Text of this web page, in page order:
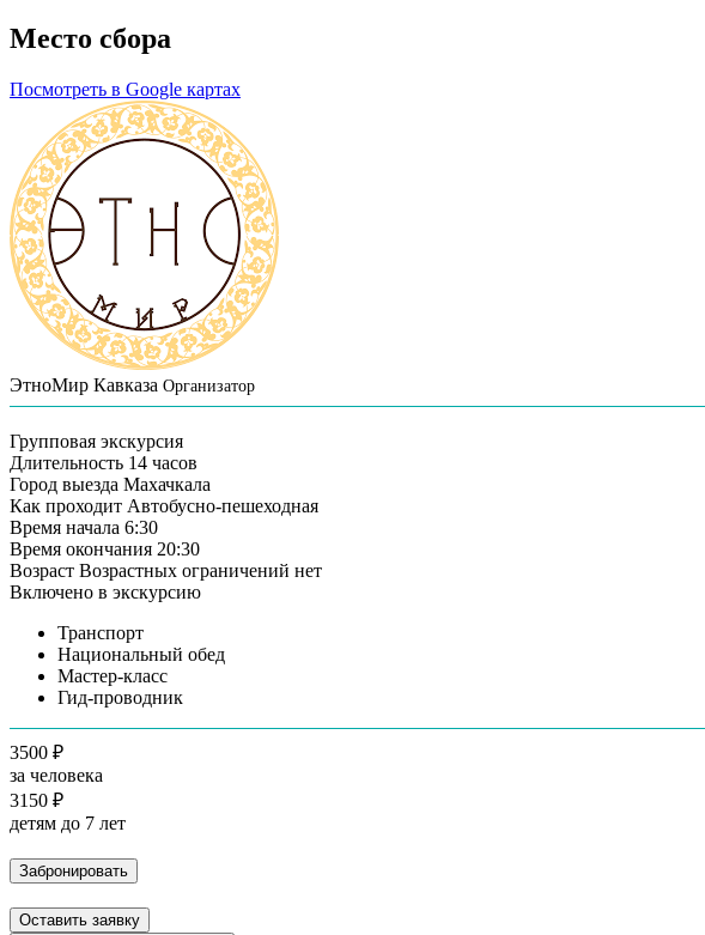
Место сбора
Посмотреть в Google картах
ЭтноМир Кавказа Организатор
Групповая экскурсия
Длительность 14 часов
Город выезда Махачкала
Как проходит Автобусно-пешеходная
Время начала 6:30
Время окончания 20:30
Возраст Возрастных ограничений нет
Включено в экскурсию
Транспорт
Национальный обед
Мастер-класс
Гид-проводник
3500 ₽
за человека
3150 ₽
детям до 7 лет
Забронировать
Оставить заявку